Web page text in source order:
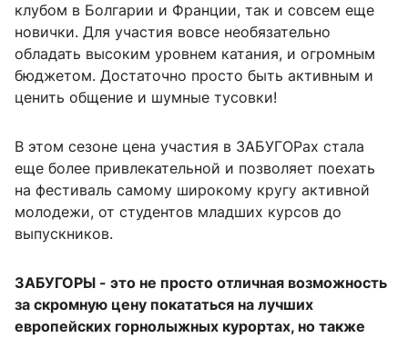
клубом в Болгарии и Франции, так и совсем еще
новички. Для участия вовсе необязательно
обладать высоким уровнем катания, и огромным
бюджетом. Достаточно просто быть активным и
ценить общение и шумные тусовки!
В этом сезоне цена участия в ЗАБУГОРах стала
еще более привлекательной и позволяет поехать
на фестиваль самому широкому кругу активной
молодежи, от студентов младших курсов до
выпускников.
ЗАБУГОРЫ - это не просто отличная возможность
за скромную цену покататься на лучших
европейских горнолыжных курортах, но также